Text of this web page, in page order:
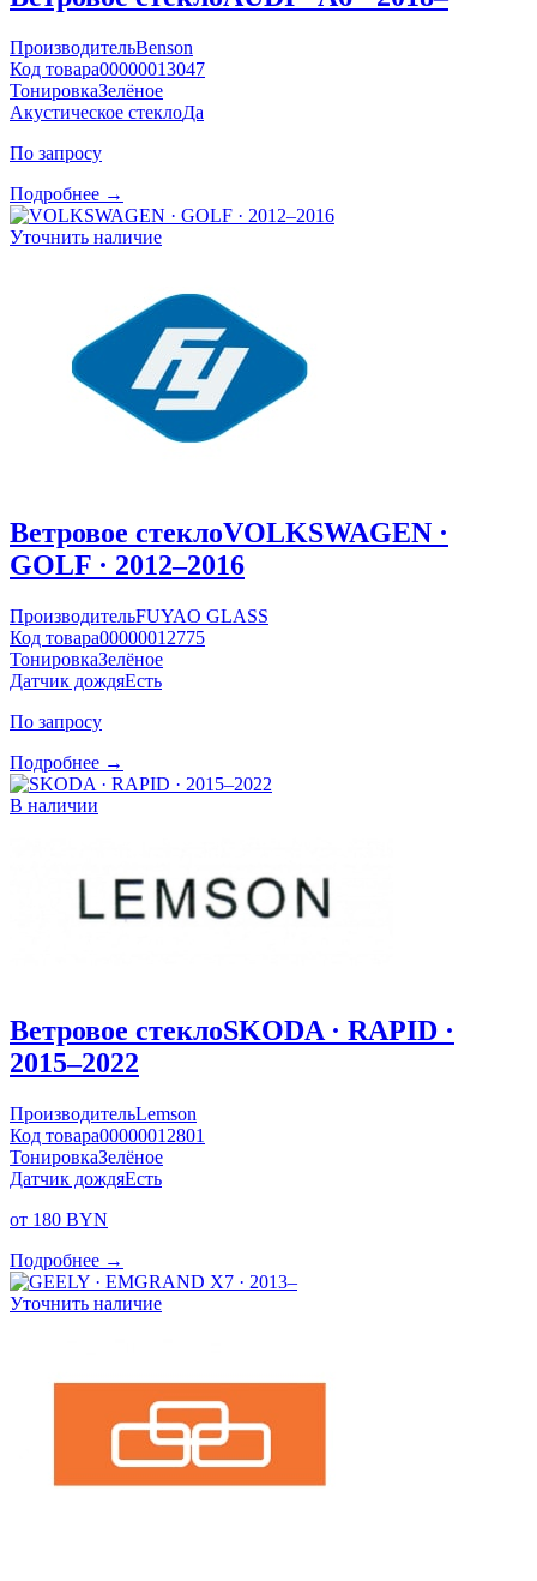
ПроизводительBenson
Код товара00000013047
ТонировкаЗелёное
Акустическое стеклоДа
По запросу
Подробнее →
Уточнить наличие
Ветровое стеклоVOLKSWAGEN ·
GOLF · 2012–2016
ПроизводительFUYAO GLASS
Код товара00000012775
ТонировкаЗелёное
Датчик дождяЕсть
По запросу
Подробнее →
В наличии
Ветровое стеклоSKODA · RAPID ·
2015–2022
ПроизводительLemson
Код товара00000012801
ТонировкаЗелёное
Датчик дождяЕсть
от 180 BYN
Подробнее →
Уточнить наличие